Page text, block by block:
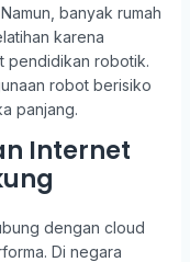
banyak rumah
karena
pendidikan robotik.
robot berisiko
panjang.
Internet
dengan cloud
Di negara